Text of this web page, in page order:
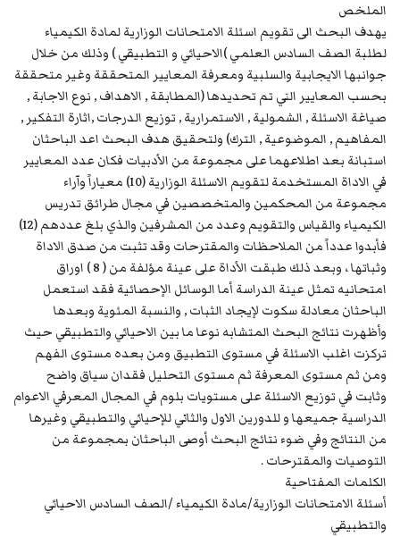
الملخص
يهدف البحث الى تقويم اسئلة الامتحانات الوزارية لمادة الكيمياء
لطلبة الصف السادس العلمي )الاحيائي و التطبيقي ) وذلك من خلال
جوانبها الايجابية والسلبية ومعرفة المعايير المتحققة وغير متحققة
بحسب المعايير التي تم تحديدها (المطابقة , الاهداف , نوع الاجابة ,
صياغة الاسئلة , الشمولية , الاستمرارية , توزيع الدرجات ,اثارة التفكير ,
المفاهيم , الموضوعية , الترك) ولتحقيق هدف البحث اعد الباحثان
استبانة بعد اطلاعهما على مجموعة من الأدبيات فكان عدد المعايير
في الاداة المستخدمة لتقويم الاسئلة الوزارية (10) معياراً وآراء
مجموعة من المحكمين والمتخصصين في مجال طرائق تدريس
الكيمياء والقياس والتقويم وعدد من المشرفين والذي بلغ عددهم (12)
فأبدوا عدداً من الملاحظات والمقترحات وقد تثبت من صدق الاداة
وثباتها ، وبعد ذلك طبقت الأداة على عينة مؤلفة من ( 8 ) اوراق
امتحانيه تمثل عينة الدراسة أما الوسائل الإحصائية فقد استعمل
الباحثان معادلة سكوت لإيجاد الثبات , والنسبة المئوية وبعدها
وأظهرت نتائج البحث المتشابه نوعا ما بين الاحيائي والتطبيقي حيث
تركزت اغلب الاسئلة في مستوى التطبيق ومن بعده مستوى الفهم
ومن ثم مستوى المعرفة ثم مستوى التحليل فقدان سياق واضح
وثابت في توزيع الاسئلة على مستويات بلوم في المجال المعرفي الاعوام
الدراسية جميعها و للدورين الاول والثاني للإحيائي والتطبيقي وغيرها
من النتائج وفي ضوء نتائج البحث أوصى الباحثان بمجموعة من
التوصيات والمقترحات .
الكلمات المفتاحية
أسئلة الامتحانات الوزارية/مادة الكيمياء /الصف السادس الاحيائي
والتطبيقي